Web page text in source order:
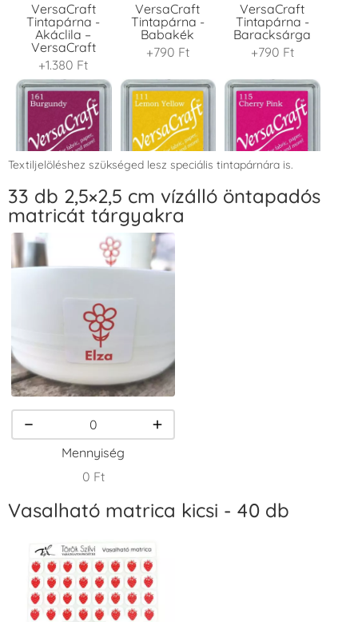
VersaCraft
Tintapárna -
Akáclila –
VersaCraft
+1.380 Ft
VersaCraft
Tintapárna -
Babakék
+790 Ft
VersaCraft
Tintapárna -
Baracksárga
+790 Ft
VersaCraft
Tintapárna -
Bordó
+1.380 Ft
VersaCraft
Tintapárna -
Citromsárga
+1.380 Ft
VersaCraft
Tintapárna -
VersaCraft
Tintapárna -
Csokibarna
+1.380 Ft
VersaCraft
Tintapárna -
Erdőzöld
+790 Ft
VersaCraft
Fekete
+1.380 Ft
VersaCraft
Fenyőzöld
+1.380 Ft
VersaCraft
Textiljelöléshez szükséged lesz speciális tintapárnára is.
33 db 2,5×2,5 cm vízálló öntapadós
matricát tárgyakra
Mennyiség
0 Ft
Vasalható matrica kicsi - 40 db